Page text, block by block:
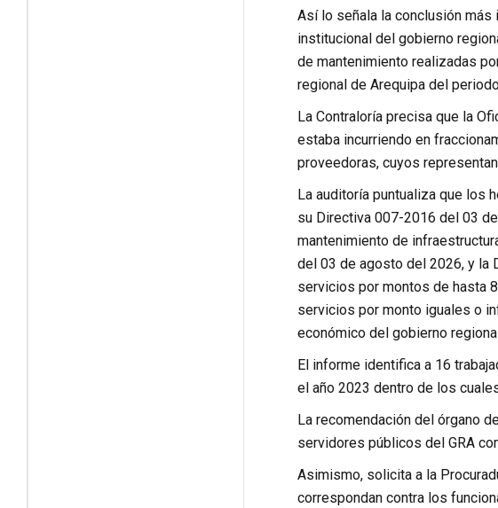
Así lo señala la conclusión
institucional del gobierno
de mantenimiento realizadas
regional de Arequipa del
La Contraloría precisa que la
estaba incurriendo en
proveedoras, cuyos
La auditoría puntualiza que los
su Directiva 007-2016 del 03
mantenimiento de
del 03 de agosto del 2026, y la
servicios por montos de hasta
servicios por monto iguales o
económico del gobierno
El informe identifica a 16
el año 2023 dentro de los
La recomendación del órgano
servidores públicos del GRA
Asimismo, solicita a la
correspondan contra los